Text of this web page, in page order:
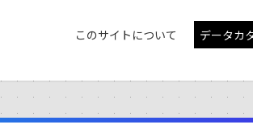
このサイトについて データカ